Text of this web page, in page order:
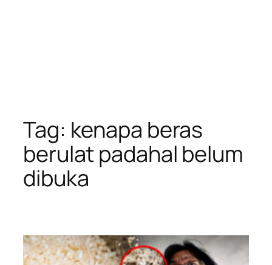
Tag: kenapa beras
berulat padahal belum
dibuka